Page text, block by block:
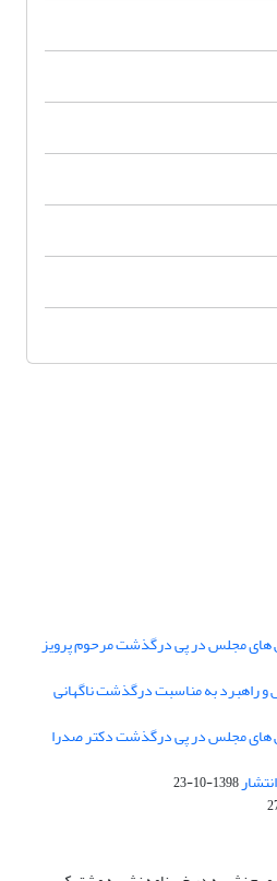
مجلس در پی درگذشت مرحوم پرویز
راهبرد به مناسبت درگذشت ناگهانی
های مجلس در پی درگذشت دکتر صدرا
1398-10-23